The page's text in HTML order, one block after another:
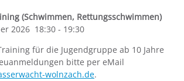
(Schwimmen, Rettungsschwimmen)
2026 18:30 - 19:30
für die Jugendgruppe ab 10 Jahre
bitte per eMail
wolnzach.de.